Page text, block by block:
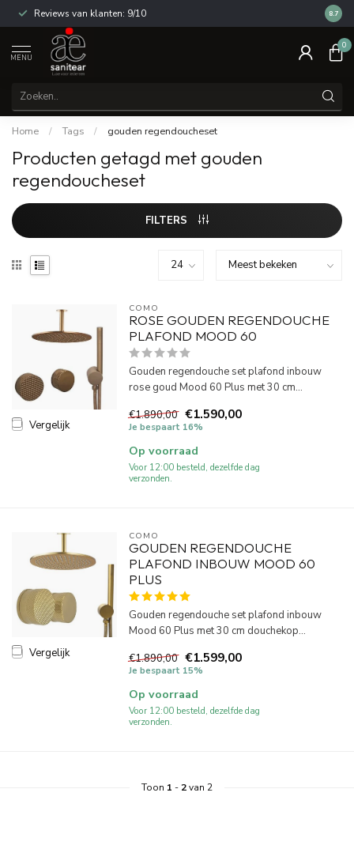
Reviews van klanten: 9/10 14
8.7
MENU
0
Home / Tags / gouden regendoucheset
Producten getagd met gouden
regendoucheset
FILTERS
Vergelijk
COMO
ROSE GOUDEN REGENDOUCHE
PLAFOND MOOD 60
Gouden regendouche set plafond inbouw
rose goud Mood 60 Plus met 30 cm...
€1.890,00 €1.590,00
Je bespaart 16%
Op voorraad
Voor 12:00 besteld, dezelfde dag
verzonden.
Vergelijk
COMO
GOUDEN REGENDOUCHE
PLAFOND INBOUW MOOD 60
PLUS
Gouden regendouche set plafond inbouw
Mood 60 Plus met 30 cm douchekop...
€1.890,00 €1.599,00
Je bespaart 15%
Op voorraad
Voor 12:00 besteld, dezelfde dag
verzonden.
Toon 1 - 2van 2